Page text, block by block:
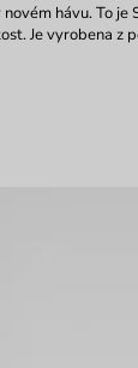
hávu. To
Je vyrobena z